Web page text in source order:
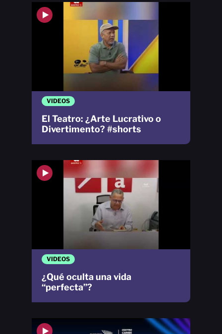
VIDEOS
¿Qué oculta una vida
“perfecta”?
VIDEOS
El Teatro: ¿Arte Lucrativo o
Divertimento? #shorts